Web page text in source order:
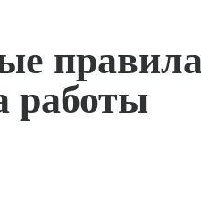
правила
работы